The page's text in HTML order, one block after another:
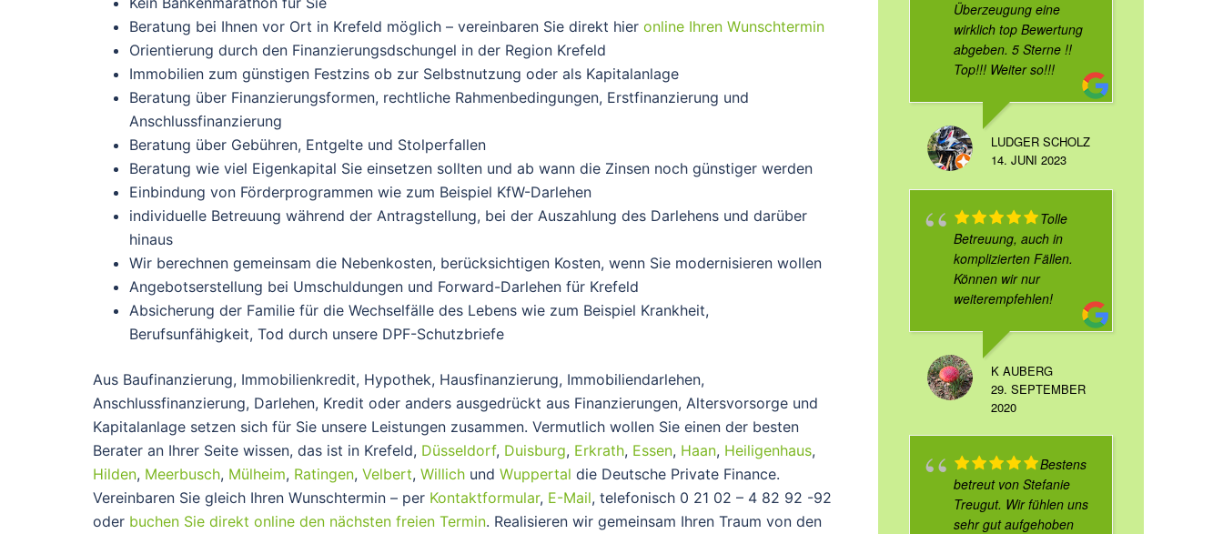
Beratung bei Ihnen vor Ort in Krefeld möglich – vereinbaren Sie direkt hier online Ihren Wunschtermin
Orientierung durch den Finanzierungsdschungel in der Region Krefeld
Immobilien zum günstigen Festzins ob zur Selbstnutzung oder als Kapitalanlage
Beratung über Finanzierungsformen, rechtliche Rahmenbedingungen, Erstfinanzierung und
Anschlussfinanzierung
Beratung über Gebühren, Entgelte und Stolperfallen
Beratung wie viel Eigenkapital Sie einsetzen sollten und ab wann die Zinsen noch günstiger werden
Einbindung von Förderprogrammen wie zum Beispiel KfW-Darlehen
individuelle Betreuung während der Antragstellung, bei der Auszahlung des Darlehens und darüber
hinaus
Wir berechnen gemeinsam die Nebenkosten, berücksichtigen Kosten, wenn Sie modernisieren wollen
Angebotserstellung bei Umschuldungen und Forward-Darlehen für Krefeld
Absicherung der Familie für die Wechselfälle des Lebens wie zum Beispiel Krankheit,
Berufsunfähigkeit, Tod durch unsere DPF-Schutzbriefe
Aus Baufinanzierung, Immobilienkredit, Hypothek, Hausfinanzierung, Immobiliendarlehen,
Anschlussfinanzierung, Darlehen, Kredit oder anders ausgedrückt aus Finanzierungen, Altersvorsorge und
Kapitalanlage setzen sich für Sie unsere Leistungen zusammen. Vermutlich wollen Sie einen der besten
Berater an Ihrer Seite wissen, das ist in Krefeld, Düsseldorf, Duisburg, Erkrath, Essen, Haan, Heiligenhaus,
Hilden, Meerbusch, Mülheim, Ratingen, Velbert, Willich und Wuppertal die Deutsche Private Finance.
Vereinbaren Sie gleich Ihren Wunschtermin – per Kontaktformular, E-Mail, telefonisch 0 21 02 – 4 82 92 -92
oder buchen Sie direkt online den nächsten freien Termin. Realisieren wir gemeinsam Ihren Traum von den
Überzeugung eine
wirklich top Bewertung
abgeben. 5 Sterne !!
Top!!! Weiter so!!!
LUDGER SCHOLZ
14. JUNI 2023
Tolle
Betreuung, auch in
komplizierten Fällen.
Können wir nur
weiterempfehlen!
K AUBERG
29. SEPTEMBER
2020
Bestens
betreut von Stefanie
Treugut. Wir fühlen uns
sehr gut aufgehoben